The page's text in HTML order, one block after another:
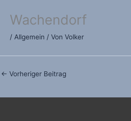
Wachendorf
/ Allgemein / Von Volker
← Vorheriger Beitrag